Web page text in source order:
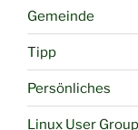
Gemeinde
Tipp
Persönliches
Linux User Group